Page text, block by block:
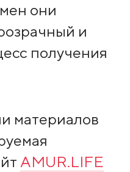
они
и
получения
материалов
AMUR.LIFE